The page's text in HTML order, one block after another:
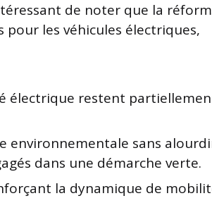
de noter que la
les véhicules électriques,
électrique restent
environnementale sans
dans une démarche verte.
la dynamique de